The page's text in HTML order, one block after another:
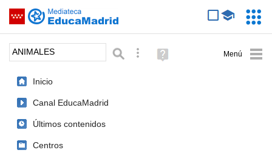
Saltar navegación
Palabra o frase: Búsqueda avanzada
Ayuda
(en
Inicio
Canal EducaMadrid
Últimos contenidos
Centros